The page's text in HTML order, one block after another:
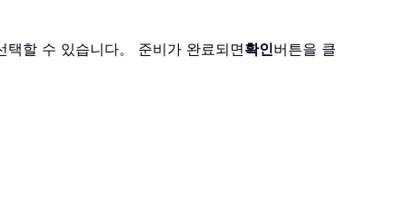
할 수 있습니다。 준비가 완료되면확인버튼을 클